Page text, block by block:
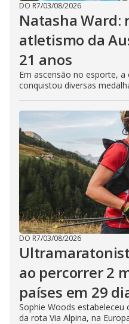
DO R7/03/08/2026
Natasha Ward:
atletismo da
21 anos
Em ascensão no esporte,
conquistou diversas
DO R7/03/08/2026
ao percorrer 2
países em 29
Sophie Woods
da rota Via Alpina, na